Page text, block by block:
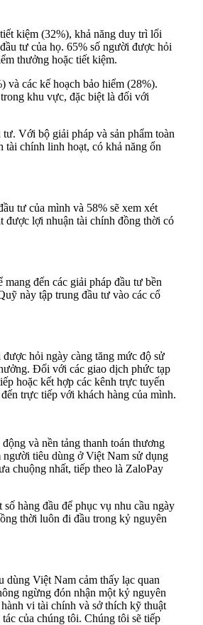
kiệm (32%), khả năng duy trì lối
tư của họ. 65% số người được hỏi
thưởng hoặc tiết kiệm.
và các kế hoạch bảo hiểm (28%).
khu vực, đặc biệt là đối với
Với bộ giải pháp và sản phẩm toàn
tài chính linh hoạt, có khả năng ổn
tư của mình và 58% sẽ xem xét
được lợi nhuận tài chính đồng thời có
đến các giải pháp đầu tư bền
này tập trung đầu tư vào các cổ
hỏi ngày càng tăng mức độ sử
Đối với các giao dịch phức tạp
hoặc kết hợp các kênh trực tuyến
trực tiếp với khách hàng của mình.
và nền tảng thanh toán thương
tiêu dùng ở Việt Nam sử dụng
chuộng nhất, tiếp theo là ZaloPay
hàng đầu để phục vụ nhu cầu ngày
thời luôn đi đầu trong kỷ nguyên
Việt Nam cảm thấy lạc quan
ngừng đón nhận một kỷ nguyên
vi tài chính và sở thích kỹ thuật
của chúng tôi. Chúng tôi sẽ tiếp